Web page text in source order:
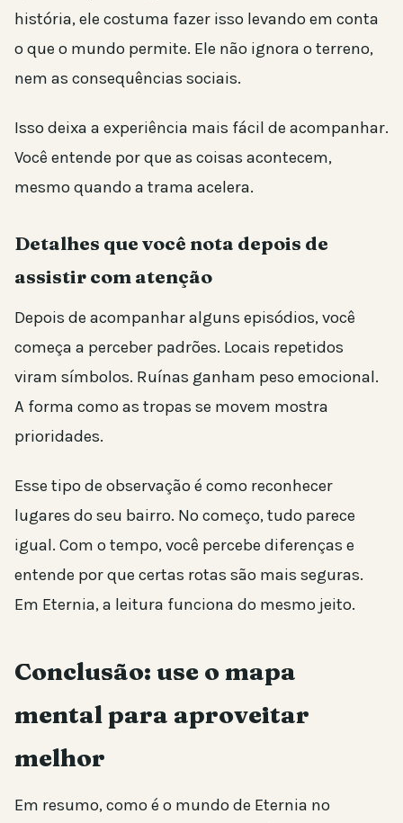
história, ele costuma fazer isso levando em conta
o que o mundo permite. Ele não ignora o terreno,
nem as consequências sociais.
Isso deixa a experiência mais fácil de acompanhar.
Você entende por que as coisas acontecem,
mesmo quando a trama acelera.
Detalhes que você nota depois de
assistir com atenção
Depois de acompanhar alguns episódios, você
começa a perceber padrões. Locais repetidos
viram símbolos. Ruínas ganham peso emocional.
A forma como as tropas se movem mostra
prioridades.
Esse tipo de observação é como reconhecer
lugares do seu bairro. No começo, tudo parece
igual. Com o tempo, você percebe diferenças e
entende por que certas rotas são mais seguras.
Em Eternia, a leitura funciona do mesmo jeito.
Conclusão: use o mapa
mental para aproveitar
melhor
Em resumo, como é o mundo de Eternia no